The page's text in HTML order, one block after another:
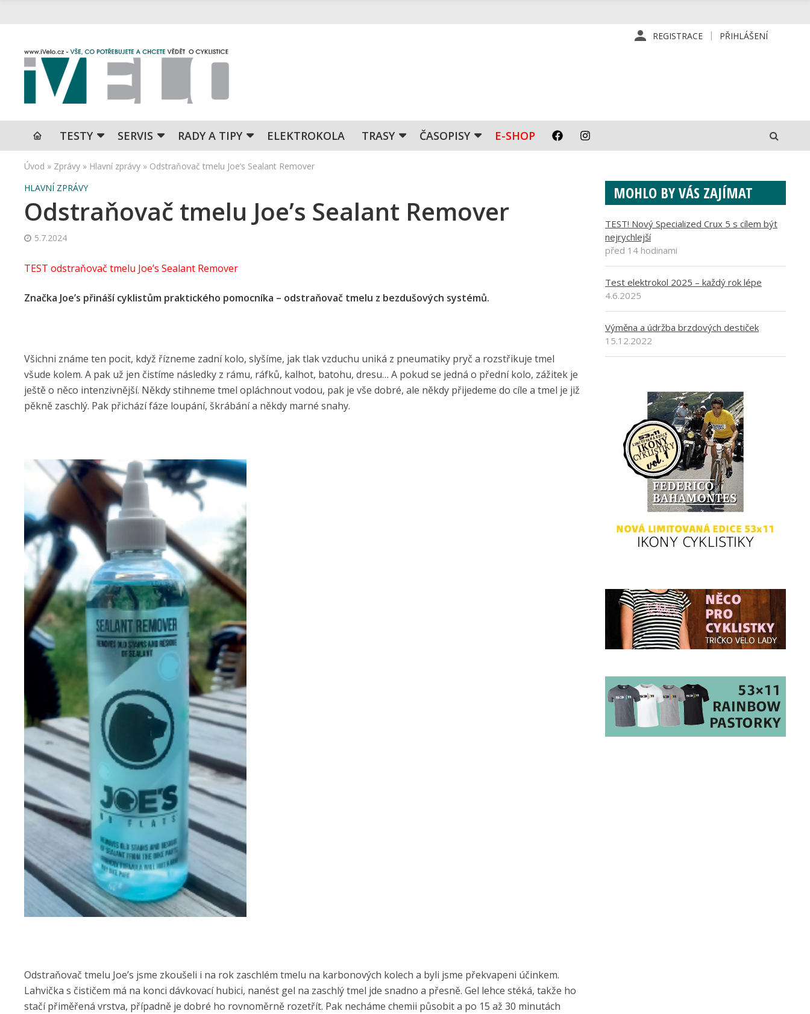
REGISTRACE PŘIHLÁŠENÍ
TESTY SERVIS RADY A TIPY ELEKTROKOLA TRASY ČASOPISY E-SHOP
Úvod » Zprávy » Hlavní zprávy » Odstraňovač tmelu Joe’s Sealant Remover
HLAVNÍ ZPRÁVY
Odstraňovač tmelu Joe’s Sealant Remover
5.7.2024
TEST odstraňovač tmelu Joe’s Sealant Remover
Značka Joe’s přináší cyklistům praktického pomocníka – odstraňovač tmelu z bezdušových systémů.
Všichni známe ten pocit, když řízneme zadní kolo, slyšíme, jak tlak vzduchu uniká z pneumatiky pryč a rozstřikuje tmel
všude kolem. A pak už jen čistíme následky z rámu, ráfků, kalhot, batohu, dresu… A pokud se jedná o přední kolo, zážitek je
ještě o něco intenzivnější. Někdy stihneme tmel opláchnout vodou, pak je vše dobré, ale někdy přijedeme do cíle a tmel je již
pěkně zaschlý. Pak přichází fáze loupání, škrábání a někdy marné snahy.
Odstraňovač tmelu Joe’s jsme zkoušeli i na rok zaschlém tmelu na karbonových kolech a byli jsme překvapeni účinkem.
Lahvička s čističem má na konci dávkovací hubici, nanést gel na zaschlý tmel jde snadno a přesně. Gel lehce stéká, takže ho
stačí přiměřená vrstva, případně je dobré ho rovnoměrně rozetřít. Pak necháme chemii působit a po 15 až 30 minutách
MOHLO BY VÁS ZAJÍMAT
TEST! Nový Specialized Crux 5 s cílem být
nejrychlejší
před 14 hodinami
Test elektrokol 2025 – každý rok lépe
4.6.2025
Výměna a údržba brzdových destiček
15.12.2022